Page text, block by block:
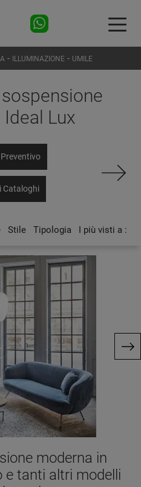
- ILLUMINAZIONE - UMILE
Lux
Cataloghi
Stile Tipologia I più visti a :
moderna in
e tanti altri modelli